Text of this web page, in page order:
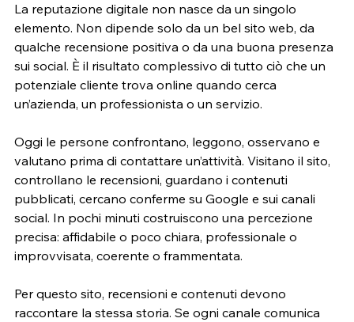
La reputazione digitale non nasce da un singolo
elemento. Non dipende solo da un bel sito web, da
qualche recensione positiva o da una buona presenza
sui social. È il risultato complessivo di tutto ciò che un
potenziale cliente trova online quando cerca
un’azienda, un professionista o un servizio.
Oggi le persone confrontano, leggono, osservano e
valutano prima di contattare un’attività. Visitano il sito,
controllano le recensioni, guardano i contenuti
pubblicati, cercano conferme su Google e sui canali
social. In pochi minuti costruiscono una percezione
precisa: affidabile o poco chiara, professionale o
improvvisata, coerente o frammentata.
Per questo sito, recensioni e contenuti devono
raccontare la stessa storia. Se ogni canale comunica